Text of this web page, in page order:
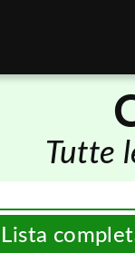
Tutte
Lista